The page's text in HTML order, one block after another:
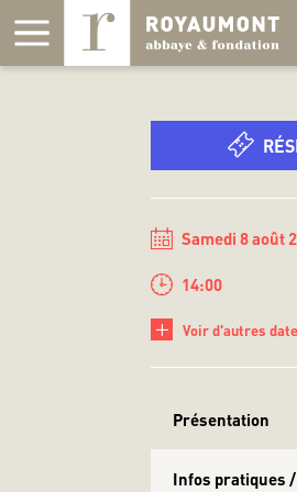
Samedi 8 août
14:00
+ Voir d'autres
Présentation
Infos pratiques /
Panneau de gestion des cookies